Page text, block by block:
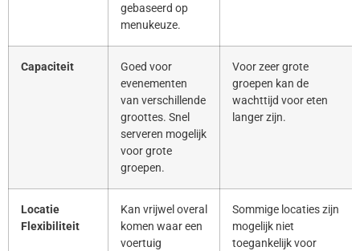
gebaseerd op
menukeuze.
Capaciteit
Goed voor
evenementen
van verschillende
groottes. Snel
serveren mogelijk
voor grote
groepen.
Voor zeer grote
groepen kan de
wachttijd voor eten
langer zijn.
Locatie
Flexibiliteit
Kan vrijwel overal
komen waar een
voertuig
Sommige locaties zijn
mogelijk niet
toegankelijk voor